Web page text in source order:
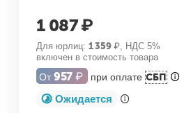
1 087₽
Для юрлиц: 1 359 ₽, НДС 5%
включен в стоимость товара
От 957 ₽ при оплатеСБП
Ожидается